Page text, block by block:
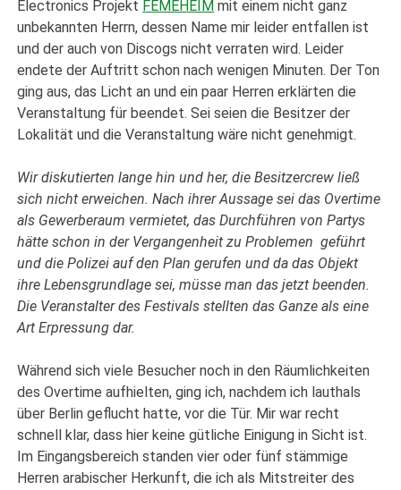
Electronics Projekt FEMEHEIM mit einem nicht ganz
unbekannten Herrn, dessen Name mir leider entfallen ist
und der auch von Discogs nicht verraten wird. Leider
endete der Auftritt schon nach wenigen Minuten. Der Ton
ging aus, das Licht an und ein paar Herren erklärten die
Veranstaltung für beendet. Sei seien die Besitzer der
Lokalität und die Veranstaltung wäre nicht genehmigt.
Wir diskutierten lange hin und her, die Besitzercrew ließ
sich nicht erweichen. Nach ihrer Aussage sei das Overtime
als Gewerberaum vermietet, das Durchführen von Partys
hätte schon in der Vergangenheit zu Problemen geführt
und die Polizei auf den Plan gerufen und da das Objekt
ihre Lebensgrundlage sei, müsse man das jetzt beenden.
Die Veranstalter des Festivals stellten das Ganze als eine
Art Erpressung dar.
Während sich viele Besucher noch in den Räumlichkeiten
des Overtime aufhielten, ging ich, nachdem ich lauthals
über Berlin geflucht hatte, vor die Tür. Mir war recht
schnell klar, dass hier keine gütliche Einigung in Sicht ist.
Im Eingangsbereich standen vier oder fünf stämmige
Herren arabischer Herkunft, die ich als Mitstreiter des